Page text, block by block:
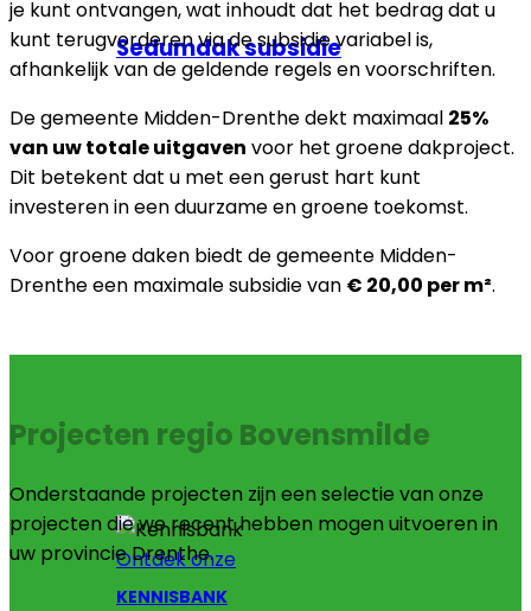
Sedumdak subsidie
Ontdek onze
KENNISBANK
je kunt ontvangen, wat inhoudt dat het bedrag dat u
kunt terugvorderen via de subsidie variabel is,
afhankelijk van de geldende regels en voorschriften.
De gemeente Midden-Drenthe dekt maximaal 25%
van uw totale uitgaven voor het groene dakproject.
Dit betekent dat u met een gerust hart kunt
investeren in een duurzame en groene toekomst.
Voor groene daken biedt de gemeente Midden-
Drenthe een maximale subsidie van € 20,00 per m².
Projecten regio Bovensmilde
Onderstaande projecten zijn een selectie van onze
projecten die we recent hebben mogen uitvoeren in
uw provincie Drenthe.